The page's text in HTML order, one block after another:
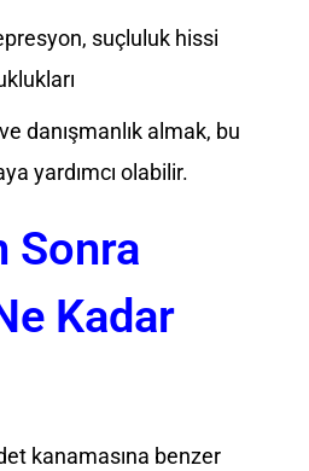
suçluluk hissi
danışmanlık almak, bu
yardımcı olabilir.
Sonra
Kadar
kanamasına benzer